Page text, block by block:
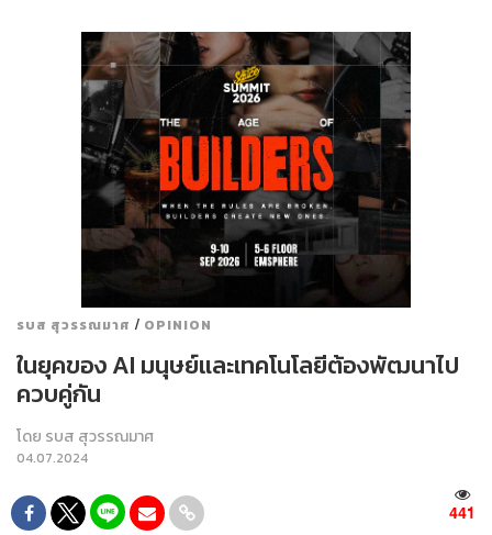
รบส สุวรรณมาศ / OPINION
ในยุคของ AI มนุษย์และเทคโนโลยีต้องพัฒนาไป
ควบคู่กัน
โดย รบส สุวรรณมาศ
04.07.2024
441